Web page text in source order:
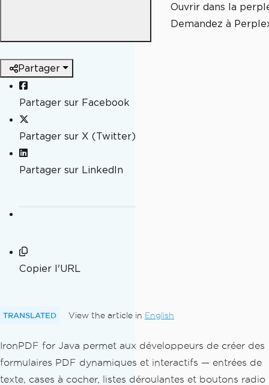
Ouvrir dans la
Demandez à
Partager
Partager sur Facebook
Partager sur X (Twitter)
Partager sur LinkedIn
Copier l'URL
TRANSLATED View the article in English
IronPDF for Java permet aux développeurs de créer des
formulaires PDF dynamiques et interactifs — entrées de
texte, cases à cocher, listes déroulantes et boutons radio